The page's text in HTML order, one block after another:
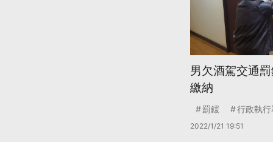
男欠酒駕交通
繳納
罰鍰 行政執行
2022/1/21 19:51